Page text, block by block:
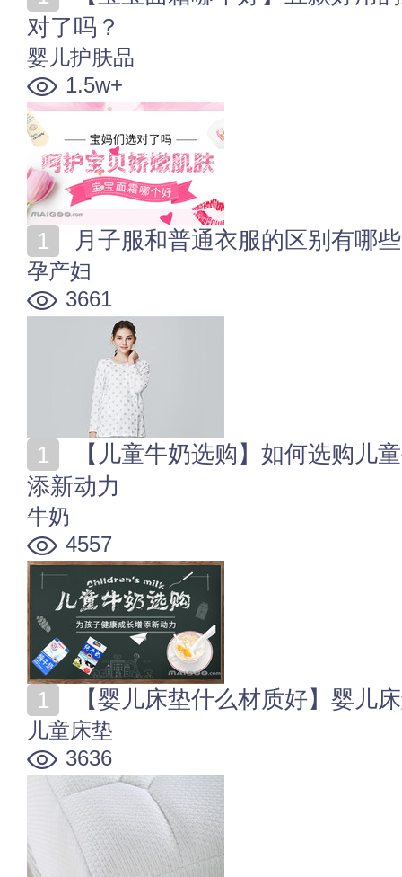
对了吗？
婴儿护肤品
1.5w+
月子服和普通衣服的区别有哪
孕产妇
3661
添新动力
牛奶
4557
【婴儿床垫什么材质好】婴儿
儿童床垫
3636